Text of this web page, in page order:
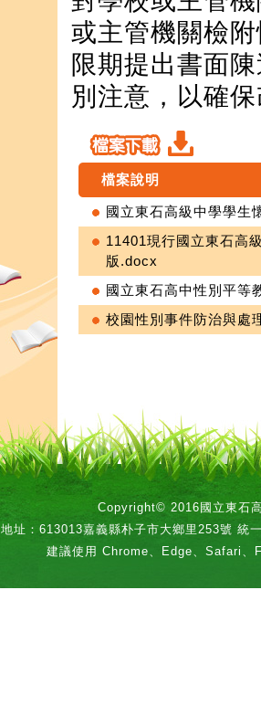
或主管機關檢
限期提出書面
別注意，以確
檔案說明
國立東石高級中學學生
11401現行國立東石高
版.docx
國立東石高中性別平等
校園性別事件防治與處
Copyright© 2016國立東石
地址：613013嘉義縣朴子市大鄉里253號 統
建議使用 Chrome、Edge、Safari